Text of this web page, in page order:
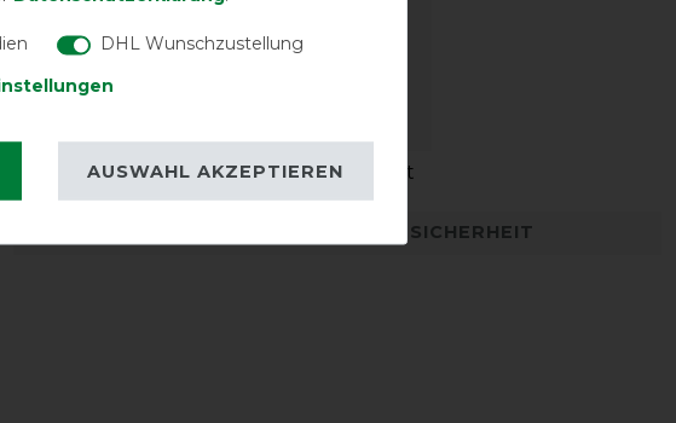
Reißfestigkeit Wasserdichtigkeit
DETAILS ZUR PRODUKTSICHERHEIT
DHL Wunschzustellung
AUSWAHL AKZEPTIEREN